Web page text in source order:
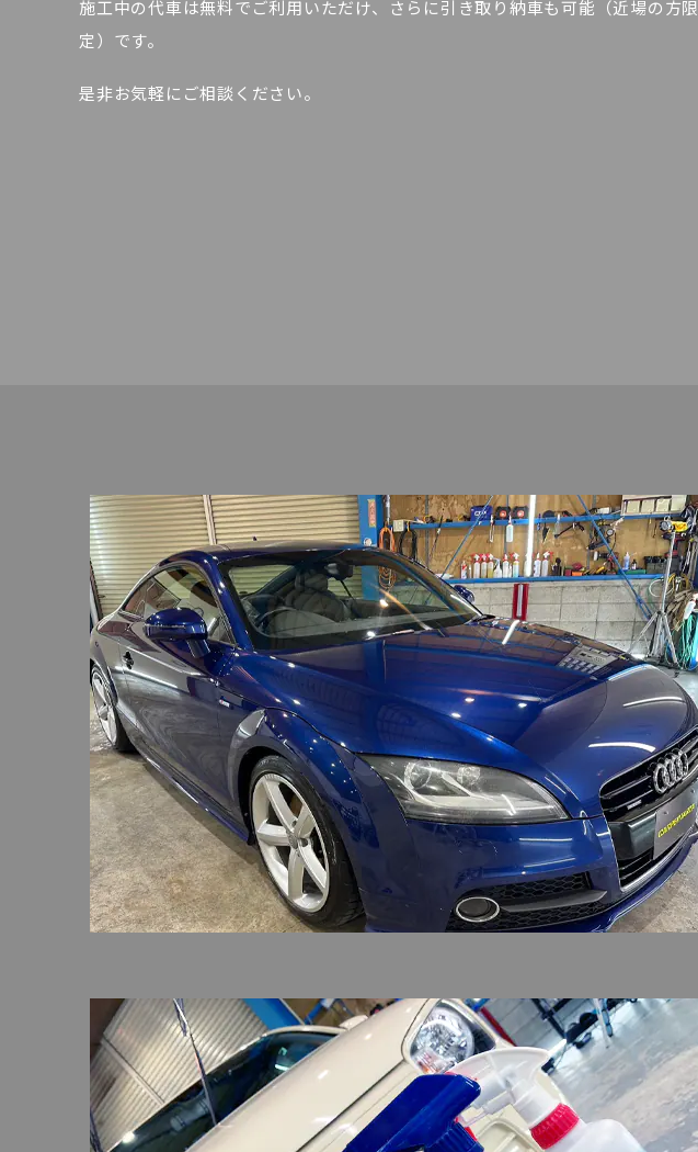
施工中の代車は無料でご利用いただけ、さらに引き取り納車も可能（近場の方限
定）です。
是非お気軽にご相談ください。